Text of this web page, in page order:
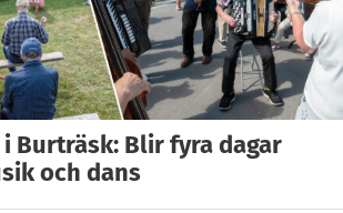
i Burträsk: Blir fyra dagar
och dans